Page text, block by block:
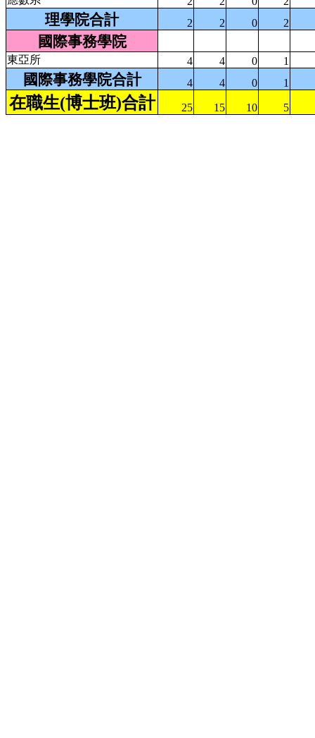
理學院合計 2 2 0 2
國際事務學院
東亞所 4 4 0 1
國際事務學院合計 4 4 0 1
在職生(博士班)合計 25 15 10 5